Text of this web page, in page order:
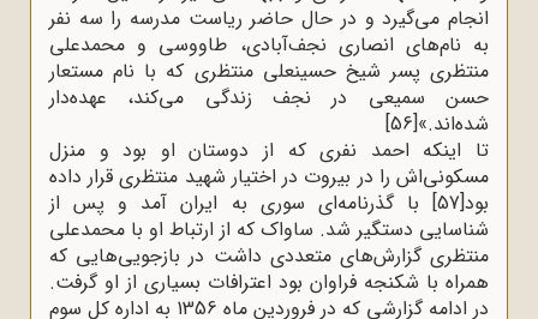
انجام می‌گیرد و در حال حاضر ریاست مدرسه را سه نفر
به نام‌های انصاری نجف‌آبادی، طاووسی و محمدعلی
منتظری پسر شیخ حسینعلی منتظری که با نام مستعار
حسن سمیعی در نجف زندگی می‌کند، عهده‌دار
شده‌اند.»[56]
تا اینکه احمد نفری که از دوستان او بود و منزل
مسکونی‌اش را در بیروت در اختیار شهید منتظری قرار داده
بود[57] با گذرنامه‌ای سوری به ایران آمد و پس از
شناسایی دستگیر شد. ساواک که از ارتباط او با محمدعلی
منتظری گزارش‌های متعددی داشت در بازجویی‌هایی که
همراه با شکنجه فراوان بود اعترافات بسیاری از او گرفت.
در ادامه گزارشی که در فروردین ماه 1356 به اداره کل سوم